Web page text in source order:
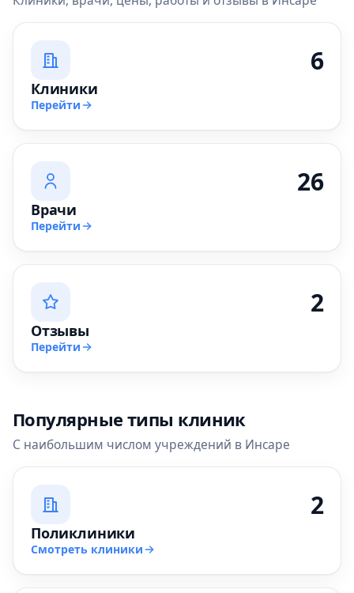
6
Клиники
Перейти
26
Врачи
Перейти
2
Отзывы
Перейти
Популярные типы клиник
С наибольшим числом учреждений в Инсаре
2
Поликлиники
Смотреть клиники